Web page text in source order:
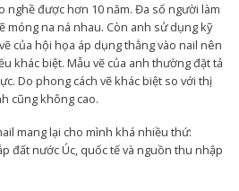
nghề được hơn 10 năm. Đa số người làm
móng na ná nhau. Còn anh sử dụng kỹ
của hội họa áp dụng thẳng vào nail nên
khác biệt. Mẫu vẽ của anh thường đặt tả
Do phong cách vẽ khác biệt so với thị
cũng không cao.
mang lại cho mình khá nhiều thứ:
đất nước Úc, quốc tế và nguồn thu nhập